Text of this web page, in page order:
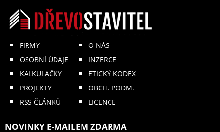
FIRMY
OSOBNÍ ÚDAJE
KALKULAČKY
PROJEKTY
RSS ČLÁNKŮ
O NÁS
INZERCE
ETICKÝ KODEX
OBCH. PODM.
LICENCE
NOVINKY E-MAILEM ZDARMA